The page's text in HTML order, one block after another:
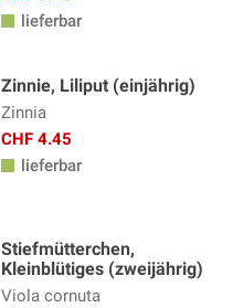
lieferbar
Zinnie, Liliput (einjährig)
Zinnia
CHF 4.45
lieferbar
Stiefmütterchen,
Kleinblütiges (zweijährig)
Viola cornuta